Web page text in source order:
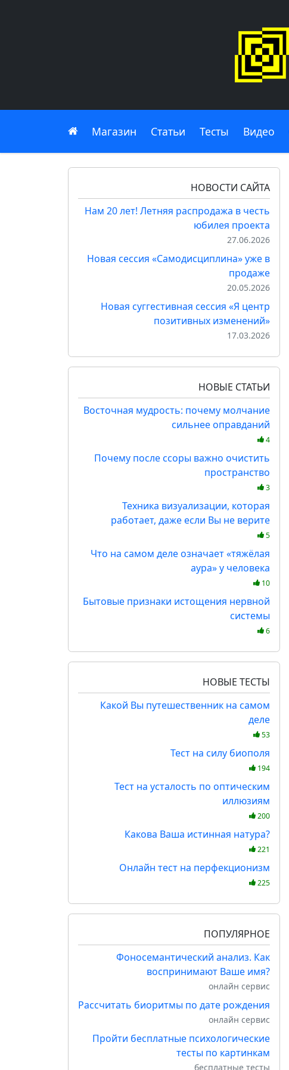
Главная
Магазин Статьи Тесты Видео
НОВОСТИ САЙТА
Нам 20 лет! Летняя распродажа в честь
юбилея проекта
27.06.2026
Новая сессия «Самодисциплина» уже в
продаже
20.05.2026
Новая суггестивная сессия «Я центр
позитивных изменений»
17.03.2026
НОВЫЕ СТАТЬИ
Восточная мудрость: почему молчание
сильнее оправданий
4
Почему после ссоры важно очистить
пространство
3
Техника визуализации, которая
работает, даже если Вы не верите
5
Что на самом деле означает «тяжёлая
аура» у человека
10
Бытовые признаки истощения нервной
системы
6
НОВЫЕ ТЕСТЫ
Какой Вы путешественник на самом
деле
53
Тест на силу биополя
194
Тест на усталость по оптическим
иллюзиям
200
Какова Ваша истинная натура?
221
Онлайн тест на перфекционизм
225
ПОПУЛЯРНОЕ
Фоносемантический анализ. Как
воспринимают Ваше имя?
онлайн сервис
Рассчитать биоритмы по дате рождения
онлайн сервис
Пройти бесплатные психологические
тесты по картинкам
бесплатные тесты